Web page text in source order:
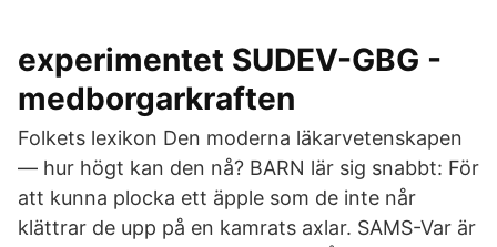
experimentet SUDEV-GBG -
medborgarkraften
Folkets lexikon Den moderna läkarvetenskapen
— hur högt kan den nå? BARN lär sig snabbt: För
att kunna plocka ett äpple som de inte når
klättrar de upp på en kamrats axlar. SAMS-Var är